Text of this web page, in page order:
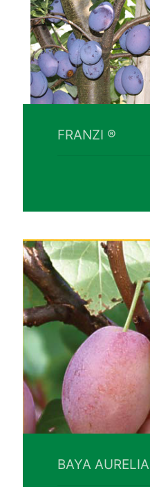
FRANZI ®
BAYA AURELIA